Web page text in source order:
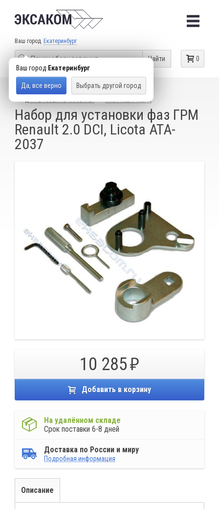
Ваш город Екатеринбург
Ваш город Екатеринбург
Да, все верно Выбрать другой город
0
Найти
КАТАЛОГ ТОВАРОВ
СПЕЦИАЛЬНЫЙ ИНСТРУМЕНТ
ИНСТРУМЕНТ NISSAN
Набор для установки фаз ГРМ
Renault 2.0 DCI, Licota ATA-
2037
10 285
Добавить в корзину
На удалённом складе
Срок поставки 6-8 дней
Доставка по России и миру
Подробная информация
Описание